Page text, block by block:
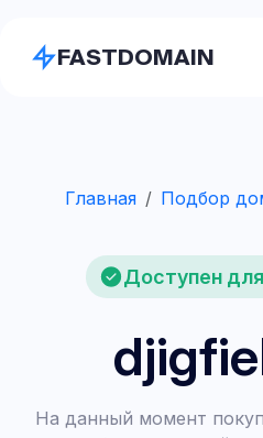
FASTDOMAIN
Главная Подбор
Доступен
На данный момент